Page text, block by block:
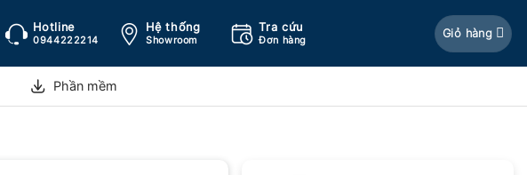
Hotline
0944222214
Hệ thống
Showroom
Tra cứu
Đơn hàng
Giỏ hàng
Phần mềm